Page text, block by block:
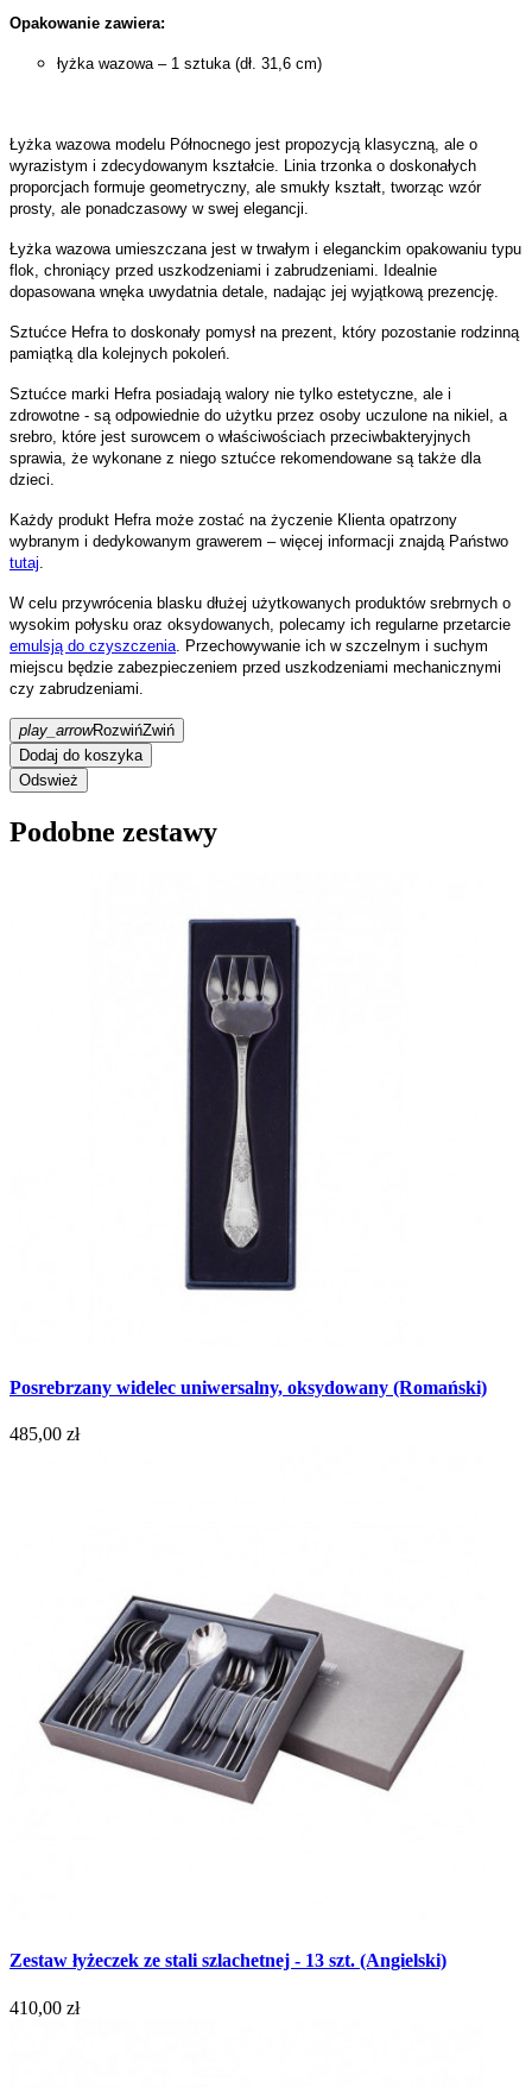
Opakowanie zawiera:
łyżka wazowa – 1 sztuka (dł. 31,6 cm)
Łyżka wazowa modelu Północnego jest propozycją klasyczną, ale o
wyrazistym i zdecydowanym kształcie. Linia trzonka o doskonałych
proporcjach formuje geometryczny, ale smukły kształt, tworząc wzór
prosty, ale ponadczasowy w swej elegancji.
Łyżka wazowa umieszczana jest w trwałym i eleganckim opakowaniu typu
flok, chroniący przed uszkodzeniami i zabrudzeniami. Idealnie
dopasowana wnęka uwydatnia detale, nadając jej wyjątkową prezencję.
Sztućce Hefra to doskonały pomysł na prezent, który pozostanie rodzinną
pamiątką dla kolejnych pokoleń.
Sztućce marki Hefra posiadają walory nie tylko estetyczne, ale i
zdrowotne - są odpowiednie do użytku przez osoby uczulone na nikiel, a
srebro, które jest surowcem o właściwościach przeciwbakteryjnych
sprawia, że wykonane z niego sztućce rekomendowane są także dla
dzieci.
Każdy produkt Hefra może zostać na życzenie Klienta opatrzony
wybranym i dedykowanym grawerem – więcej informacji znajdą Państwo
tutaj
W celu przywrócenia blasku dłużej użytkowanych produktów srebrnych o
wysokim połysku oraz oksydowanych, polecamy ich regularne przetarcie
emulsją do czyszczenia . Przechowywanie ich w szczelnym i suchym
miejscu będzie zabezpieczeniem przed uszkodzeniami mechanicznymi
czy zabrudzeniami.
play_arrowRozwińZwiń
Dodaj do koszyka
Podobne zestawy
Posrebrzany widelec uniwersalny, oksydowany (Romański)
485,00 zł
Zestaw łyżeczek ze stali szlachetnej - 13 szt. (Angielski)
410,00 zł